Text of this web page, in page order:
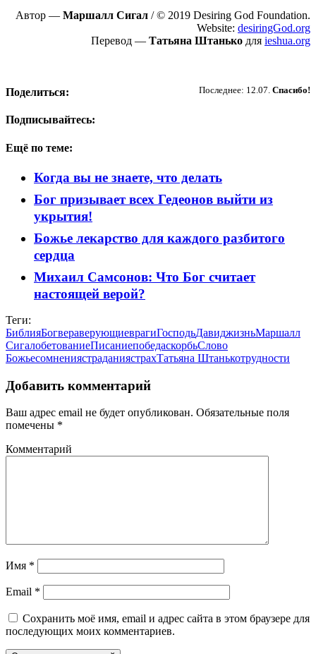
Автор — Маршалл Сигал / © 2019 Desiring God Foundation.
Website: desiringGod.org
Перевод — Татьяна Штанько для ieshua.org
Последнее: 12.07. Спасибо!
Поделиться:
Подписывайтесь:
Ещё по теме:
Когда вы не знаете, что делать
Бог призывает всех Гедеонов выйти из
укрытия!
Божье лекарство для каждого разбитого
сердца
Михаил Самсонов: Что Бог считает
настоящей верой?
Теги:
БиблияБогвераверующиеврагиГосподьДавиджизньМаршалл
СигалобетованиеПисаниепобедаскорбьСлово
БожьесомнениястраданиястрахТатьяна Штанькотрудности
Добавить комментарий
Ваш адрес email не будет опубликован. Обязательные поля
помечены *
Комментарий
Имя *
Email *
Сохранить моё имя, email и адрес сайта в этом браузере для
последующих моих комментариев.